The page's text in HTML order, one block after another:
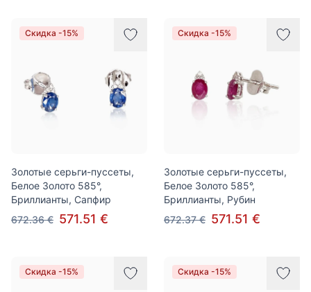
Скидка -15%
Золотые серьги-пуссеты,
Белое Золото 585°,
Бриллианты, Сапфир
672.36 € 571.51 €
Скидка -15%
Золотые серьги-пуссеты,
Белое Золото 585°,
Бриллианты, Рубин
672.37 € 571.51 €
Скидка -15% Скидка -15%